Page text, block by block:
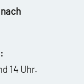
14 Uhr.